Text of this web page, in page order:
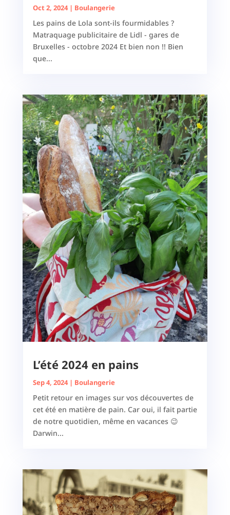
Oct 2, 2024| Boulangerie
Les pains de Lola sont-ils fourmidables ?
Matraquage publicitaire de Lidl - gares de
Bruxelles - octobre 2024 Et bien non !! Bien
que...
L’été 2024 en pains
Sep 4, 2024| Boulangerie
Petit retour en images sur vos découvertes de
cet été en matière de pain. Car oui, il fait partie
de notre quotidien, même en vacances 😉
Darwin...